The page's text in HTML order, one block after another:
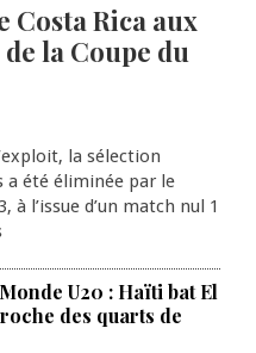
Rica aux
la Coupe du
la sélection
a été éliminée par le
à l’issue d’un match nul 1
U20 : Haïti bat El
des quarts de